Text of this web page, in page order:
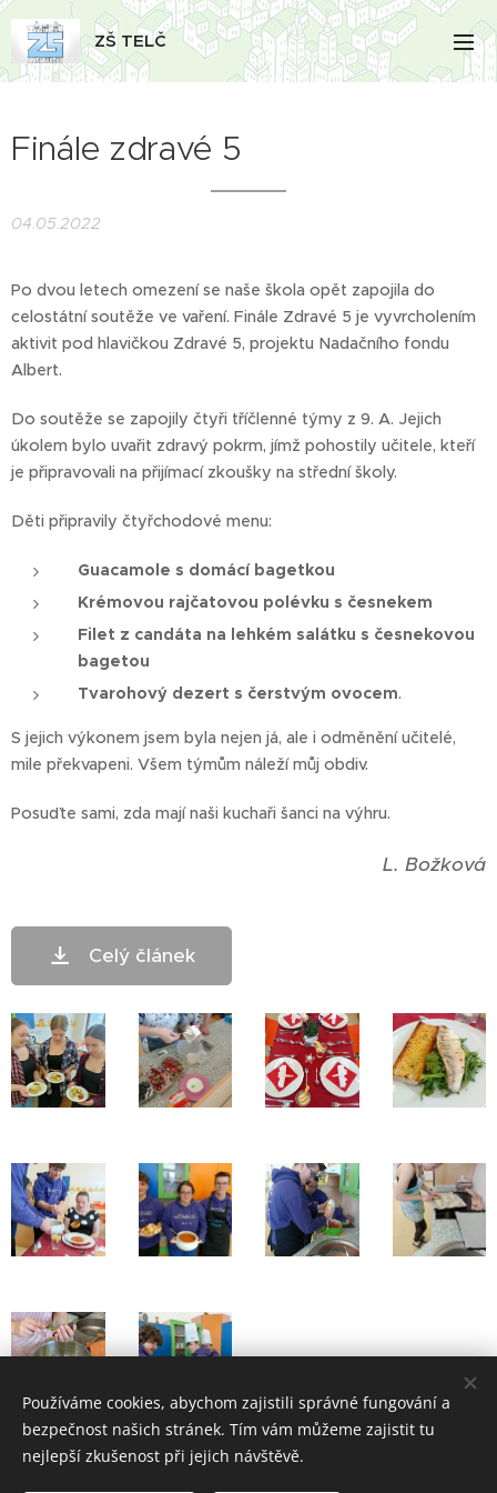
ZŠ TELČ
Finále zdravé 5
04.05.2022
Po dvou letech omezení se naše škola opět zapojila do
celostátní soutěže ve vaření. Finále Zdravé 5 je vyvrcholením
aktivit pod hlavičkou Zdravé 5, projektu Nadačního fondu
Albert.
Do soutěže se zapojily čtyři tříčlenné týmy z 9. A. Jejich
úkolem bylo uvařit zdravý pokrm, jímž pohostily učitele, kteří
je připravovali na přijímací zkoušky na střední školy.
Děti připravily čtyřchodové menu:
Guacamole s domácí bagetkou
Krémovou rajčatovou polévku s česnekem
Filet z candáta na lehkém salátku s česnekovou
bagetou
Tvarohový dezert s čerstvým ovocem.
S jejich výkonem jsem byla nejen já, ale i odměnění učitelé,
mile překvapeni. Všem týmům náleží můj obdiv.
Posuďte sami, zda mají naši kuchaři šanci na výhru.
L. Božková
Celý článek
Používáme cookies, abychom zajistili správné fungování a
bezpečnost našich stránek. Tím vám můžeme zajistit tu
nejlepší zkušenost při jejich návštěvě.